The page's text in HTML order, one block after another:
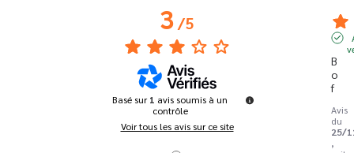
3/5
Basé sur1 avis soumis à un
contrôle
Voir tous les avis sur ce site
B
o
f
Avis
du
25/
,